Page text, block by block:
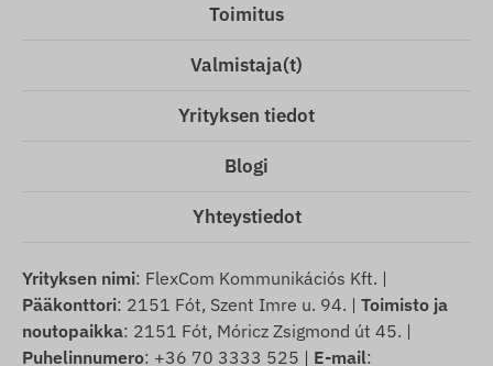
Toimitus
Valmistaja(t)
Yrityksen tiedot
Blogi
Yhteystiedot
Yrityksen nimi: FlexCom Kommunikációs Kft. |
Pääkonttori: 2151 Fót, Szent Imre u. 94. | Toimisto ja
noutopaikka: 2151 Fót, Móricz Zsigmond út 45. |
Puhelinnumero: +36 70 3333 525 | E-mail: